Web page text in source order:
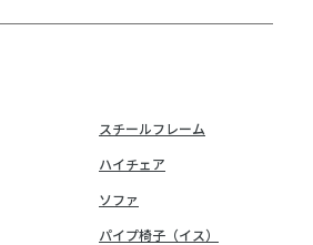
スチールフレーム
ハイチェア
ソファ
パイプ椅子（イス）